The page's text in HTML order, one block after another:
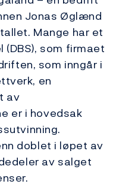
Jonas Øglænd
Mange har et
(DBS), som firmaet
som inngår i
en
av
er i hovedsak
doblet i løpet av
av salget